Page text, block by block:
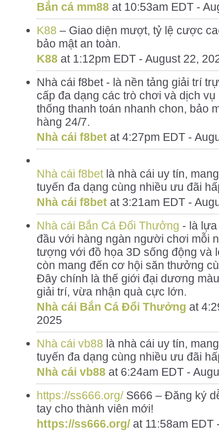
Bắn cá mm88 at 10:53am EDT -
K88 – Giao diện mượt, tỷ lệ cược
bảo mật an toàn.
K88 at 1:12pm EDT - August 22,
Nhà cái f8bet - là nền tảng giải trí
cấp đa dạng các trò chơi và dịch
thống thanh toán nhanh chon, bảo
hàng 24/7.
Nhà cái f8bet at4:27pm EDT -
Nhà cái f8betlà nhà cái uy tín,
tuyến đa dạng cùng nhiều ưu đãi
Nhà cái f8bet at 3:21am EDT -
Nhà cái Bắn Cá Đổi Thưởng - là
đầu với hàng ngàn người chơi mỗi
tượng với đồ họa 3D sống động và
còn mang đến cơ hội săn thưởng
Đây chính là thế giới đại dương
giải trí, vừa nhận quà cực lớn.
Nhà cái Bắn Cá Đổi Thưởng at
2025
Nhà cái vb88 là nhà cái uy tín,
tuyến đa dạng cùng nhiều ưu đãi
Nhà cái vb88 at 6:24am EDT -
https://ss666.org/S666 – Đăng ký
tay cho thành viên mới!
https://ss666.org/ at 11:58am EDT